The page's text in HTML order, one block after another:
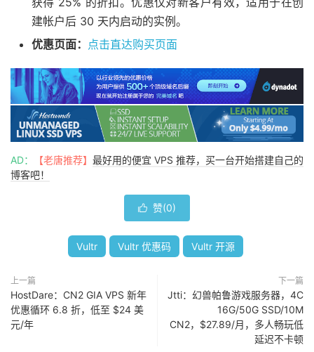
建帐户后 30 天内启动的实例。
优惠页面： 点击直达购买页面
AD： 【老唐推荐】 最好用的便宜 VPS 推荐，买一台开始搭建自己的
博客吧！
 赞(0)
Vultr Vultr 优惠码 Vultr 开源
上一篇
HostDare：CN2 GIA VPS 新年
优惠循环 6.8 折，低至 $24 美
元/年
下一篇
Jtti：幻兽帕鲁游戏服务器，4C
16G/50G SSD/10M
CN2，$27.89/月，多人畅玩低
延迟不卡顿